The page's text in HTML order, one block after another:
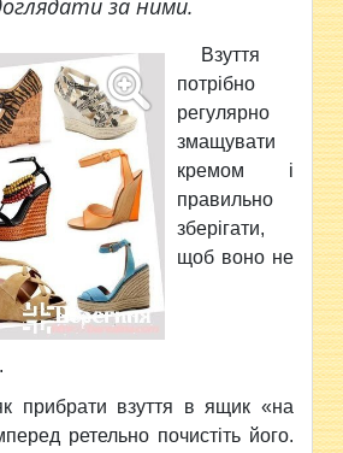
за ними.
Взуття
потрібно
регулярно
змащувати
кремом і
правильно
зберігати,
щоб воно не
прибрати взуття в ящик «на
ретельно почистіть його.